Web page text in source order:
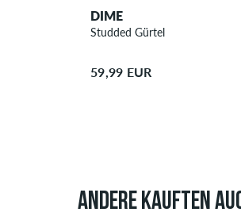
DIME
Studded Gürtel
59,99 EUR
ANDERE KAUFTEN